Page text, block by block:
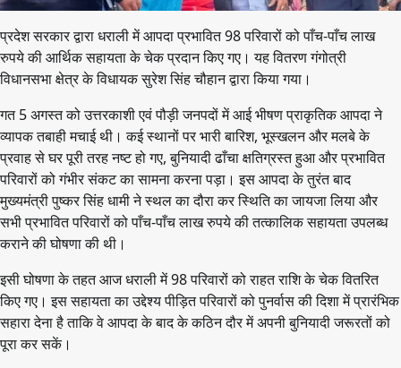
प्रदेश सरकार द्वारा धराली में आपदा प्रभावित 98 परिवारों को पाँच-पाँच लाख
रुपये की आर्थिक सहायता के चेक प्रदान किए गए। यह वितरण गंगोत्री
विधानसभा क्षेत्र के विधायक सुरेश सिंह चौहान द्वारा किया गया।
गत 5 अगस्त को उत्तरकाशी एवं पौड़ी जनपदों में आई भीषण प्राकृतिक आपदा ने
व्यापक तबाही मचाई थी। कई स्थानों पर भारी बारिश, भूस्खलन और मलबे के
प्रवाह से घर पूरी तरह नष्ट हो गए, बुनियादी ढाँचा क्षतिग्रस्त हुआ और प्रभावित
परिवारों को गंभीर संकट का सामना करना पड़ा। इस आपदा के तुरंत बाद
मुख्यमंत्री पुष्कर सिंह धामी ने स्थल का दौरा कर स्थिति का जायजा लिया और
सभी प्रभावित परिवारों को पाँच-पाँच लाख रुपये की तत्कालिक सहायता उपलब्ध
कराने की घोषणा की थी।
इसी घोषणा के तहत आज धराली में 98 परिवारों को राहत राशि के चेक वितरित
किए गए। इस सहायता का उद्देश्य पीड़ित परिवारों को पुनर्वास की दिशा में प्रारंभिक
सहारा देना है ताकि वे आपदा के बाद के कठिन दौर में अपनी बुनियादी जरूरतों को
पूरा कर सकें।